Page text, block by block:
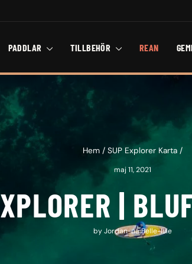
PADDLAR TILLBEHÖR REAN
Hem / SUP Explorer Karta /
maj 11, 2021
|
by Jordan-na Belle-Isle